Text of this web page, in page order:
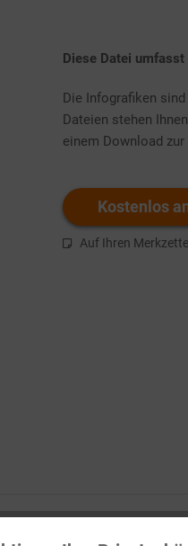
Diese Datei
Die Infografiken
Dateien stehen
einem Download zur
Kostenlos
Auf Ihren